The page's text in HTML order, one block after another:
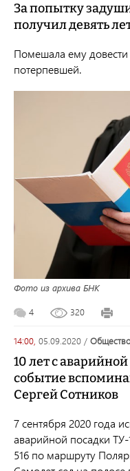
За попытку
получил девять
Помешала ему
потерпевшей.
Фото из архива БНК
4 320
14:00, 05.09.2020 / общество
10 лет с
событие
Сергей Сотников
7 сентября 2020 года
аварийной посадки
516 по маршруту